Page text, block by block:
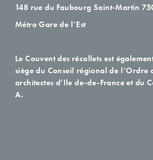
148 rue du Faubourg Saint-Martin
Métro Gare de l’Est
Le Couvent des récollets est
siège du Conseil régional de l’Ordre
architectes d’Ile de-de-France et du
A.